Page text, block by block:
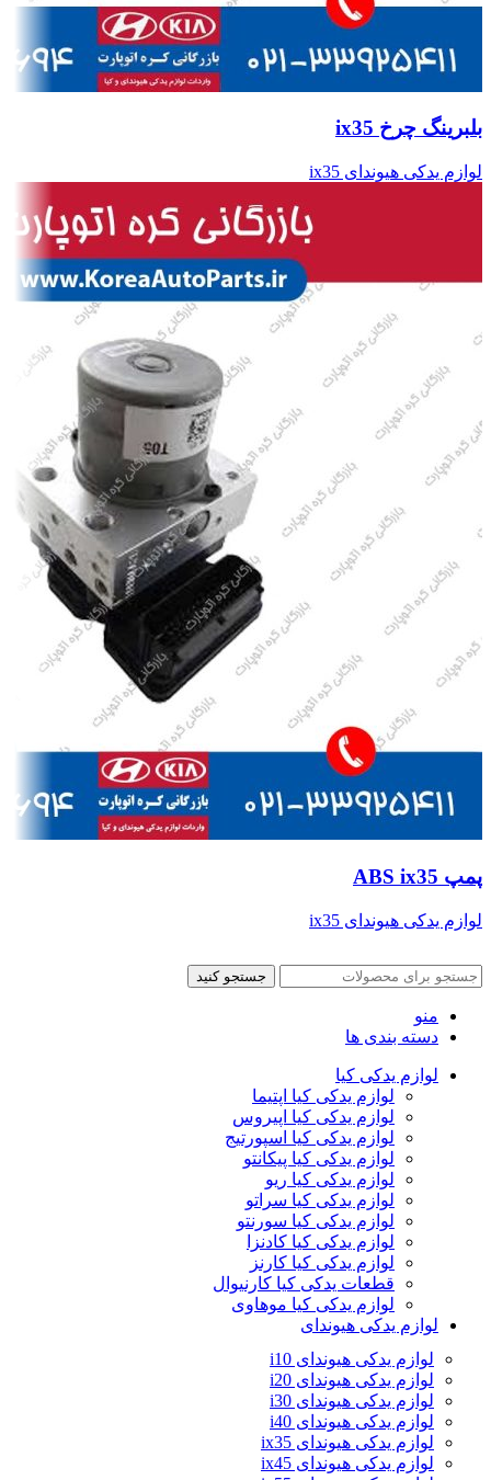
بلبرینگ چرخ ix35
لوازم یدکی هیوندای ix35
پمپ ABS ix35
لوازم یدکی هیوندای ix35
جستجو کنید
منو
دسته بندی ها
لوازم یدکی کیا
لوازم یدکی کیا اپتیما
لوازم یدکی کیا اپیروس
لوازم یدکی کیا اسپورتیج
لوازم یدکی کیا پیکانتو
لوازم یدکی کیا ریو
لوازم یدکی کیا سراتو
لوازم یدکی کیا سورنتو
لوازم یدکی کیا کادنزا
لوازم یدکی کیا کارنز
قطعات یدکی کیا کارنیوال
لوازم یدکی کیا موهاوی
لوازم یدکی هیوندای
لوازم یدکی هیوندای i10
لوازم یدکی هیوندای i20
لوازم یدکی هیوندای i30
لوازم یدکی هیوندای i40
لوازم یدکی هیوندای ix35
لوازم یدکی هیوندای ix45